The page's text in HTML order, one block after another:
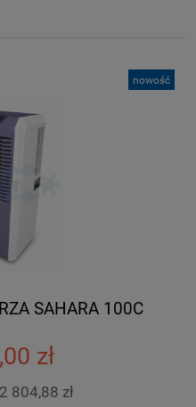
SAHARA 100C
zł
2 804,88 zł
nowość